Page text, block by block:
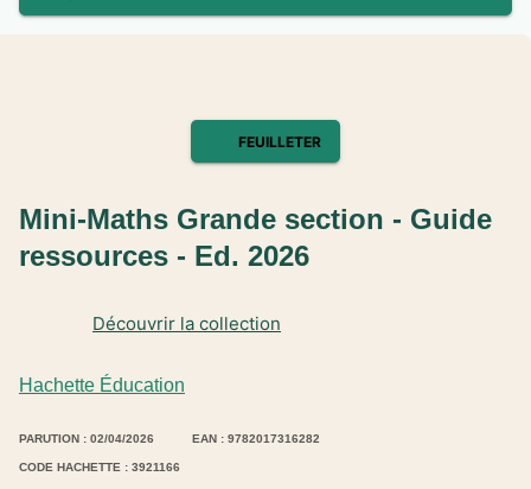
FEUILLETER
Hachette Éducation
Découvrir la collection
Mini-Maths Grande section - Guide
ressources - Ed. 2026
PARUTION : 02/04/2026 EAN : 9782017316282
CODE HACHETTE : 3921166